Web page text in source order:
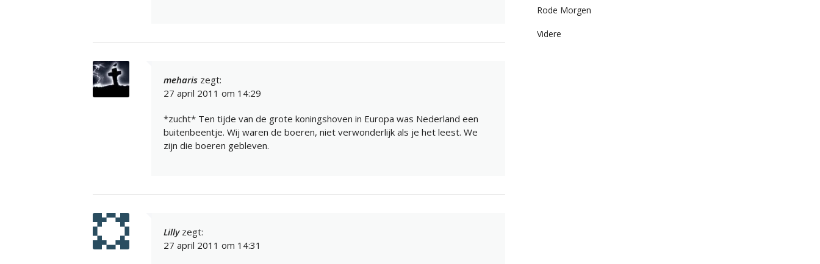
meharis zegt:
27 april 2011 om 14:29
*zucht* Ten tijde van de grote koningshoven in Europa was Nederland een
buitenbeentje. Wij waren de boeren, niet verwonderlijk als je het leest. We
zijn die boeren gebleven.
Lilly zegt:
27 april 2011 om 14:31
Rode Morgen
Videre